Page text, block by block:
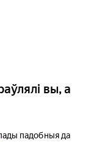
вы, а
падобныя да